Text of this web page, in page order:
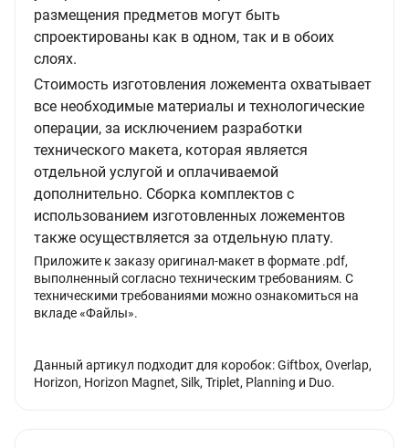
размещения предметов могут быть
спроектированы как в одном, так и в обоих
слоях.
Стоимость изготовления ложемента охватывает
все необходимые материалы и технологические
операции, за исключением разработки
технического макета, которая является
отдельной услугой и оплачиваемой
дополнительно. Сборка комплектов с
использованием изготовленных ложементов
также осуществляется за отдельную плату.
Приложите к заказу оригинал-макет в формате .pdf,
выполненный согласно техническим требованиям. С
техническими требованиями можно ознакомиться на
вкладе «Файлы».
Данный артикул подходит для коробок: Giftbox, Overlap,
Horizon, Horizon Magnet, Silk, Triplet, Planning и Duo.